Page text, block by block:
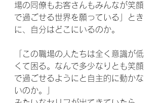
場の同僚もお客さんもみんなが笑顔
で過ごせる世界を願っている」とき
に、自分はどこにいるのか。
「この職場の人たちは全く意識が低
くて困る。なんで多少なりとも笑顔
で過ごせるようにと自主的に動かな
いのか。」